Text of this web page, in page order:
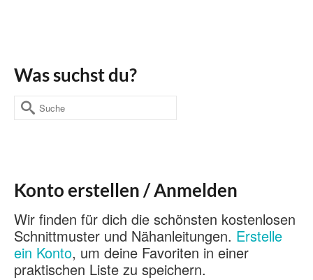
Was suchst du?
Suche
nach:
Konto erstellen / Anmelden
Wir finden für dich die schönsten kostenlosen
Schnittmuster und Nähanleitungen. Erstelle
ein Konto, um deine Favoriten in einer
praktischen Liste zu speichern.